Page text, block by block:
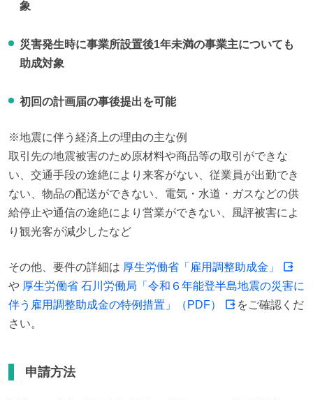
象
災害発生時に事業所設置後1年未満の事業主についても
助成対象
初回の計画届の事後提出を可能
※地震に伴う経済上の理由の主な例
取引先の地震被害のため原材料や商品等の取引ができな
い、交通手段の途絶により来客がない、従業員が出勤でき
ない、物品の配送ができない、電気・水道・ガスなどの供
給停止や通信の途絶により営業ができない、風評被害によ
り観光客が減少したなど
その他、要件の詳細は 厚生労働省「雇用調整助成金」
や 厚生労働省 石川労働局「令和６年能登半島地震の災害に
伴う雇用調整助成金の特例措置」（PDF）
をご確認くだ
さい。
申請方法